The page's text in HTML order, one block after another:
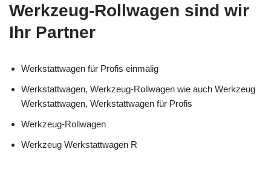
Werkzeug-Rollwagen sind wir
Ihr Partner
Werkstattwagen für Profis einmalig
Werkstattwagen, Werkzeug-Rollwagen wie auch Werkzeug
Werkstattwagen, Werkstattwagen für Profis
Werkzeug-Rollwagen
Werkzeug Werkstattwagen R